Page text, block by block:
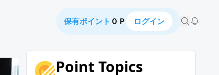
保有ポイント ０Ｐ ログイン
Point Topics